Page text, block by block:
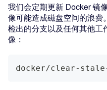
我们会定期更新 Docker 镜
像可能造成磁盘空间的浪
检出的分支以及任何其他
像：
docker/clear-